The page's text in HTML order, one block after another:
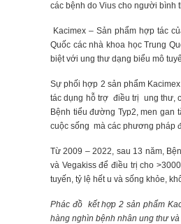
các bệnh do Vius cho người bình
Kacimex – Sản phẩm hợp tác
Quốc các nhà khoa học Trung
biệt với ung thư dạng biểu mô
Sự phối hợp 2 sản phẩm
tác dụng hỗ trợ điều trị ung thư,
Bệnh tiểu đường Typ2, men gan
cuộc sống mà các phương pháp
Từ 2009 – 2022, sau 13 năm,
và Vegakiss để điều trị cho
tuyến, tỷ lệ hết u và sống khỏe,
Phác đồ kết hợp 2 sản phẩm
hàng nghìn bệnh nhân ung thư